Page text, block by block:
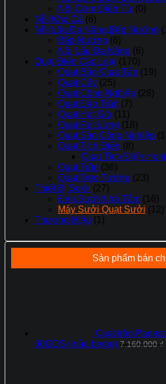
Nồi Cơm Điên Tử (0)
Nồi Kho Cá (6)
Nồi Lẩu Đa Năng,Bếp Nướng
Bếp Nướng (6)
Nồi Lẩu Đa Năng (6)
Quạt Điện Các Loại (170)
Quạt Bàn Quạt Tản (19)
Quạt Cây (25)
Quạt Công Nghiệp (28)
Quạt Đảo Trần (7)
Quạt Hút Gió (11)
Quạt Rút Lửng (18)
Quạt Sàn Công Nghiệp
Quạt Tích Điện (8)
Quạt Tích Điện
Quạt Trần (36)
Quạt Treo Tường (23)
Thiết Bị Sưởi (27)
Đèn Sưởi Nhà Tắm (16)
Máy Sưởi Quạt Sưởi (12)
Thương Hiệu (1)
Sản phẩm bán
Quạt trần
60GDS (màu begie) 7.160.000₫